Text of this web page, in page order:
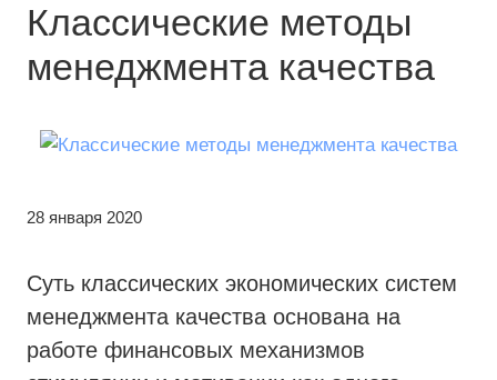
Классические методы
менеджмента качества
28 января 2020
Суть классических экономических систем
менеджмента качества основана на
работе финансовых механизмов